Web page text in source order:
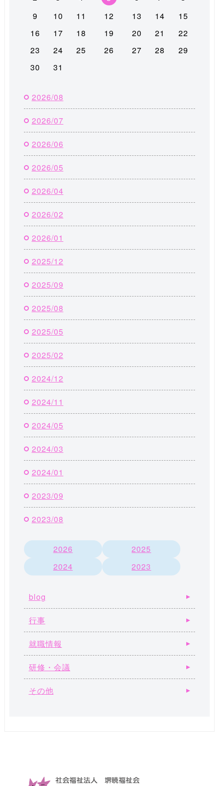
9
10 11 12 13 14
15
16
17 18 19 20 21
22
23
24 25 26 27 28
29
30
31
2026/08
2026/07
2026/06
2026/05
2026/04
2026/02
2026/01
2025/12
2025/09
2025/08
2025/05
2025/02
2024/12
2024/11
2024/05
2024/03
2024/01
2023/09
2023/08
2026
2025
2024
2023
blog
行事
就職情報
研修・会議
その他